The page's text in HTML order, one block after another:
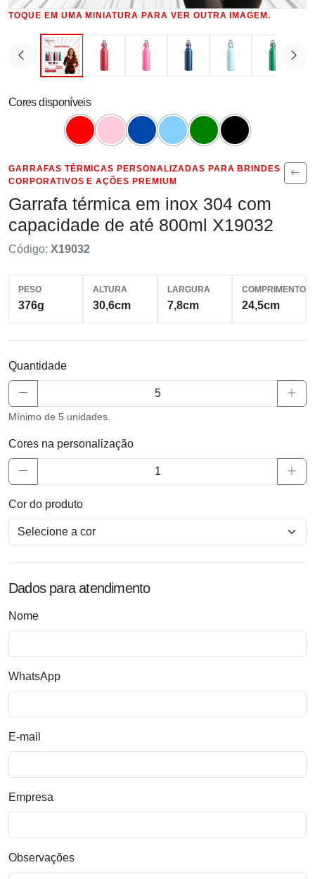
TOQUE EM UMA MINIATURA PARA VER OUTRA IMAGEM.
Cores disponíveis
GARRAFAS TÉRMICAS PERSONALIZADAS PARA BRINDES
CORPORATIVOS E AÇÕES PREMIUM
Garrafa térmica em inox 304 com
capacidade de até 800ml X19032
Código: X19032
PESO
376g
ALTURA
30,6cm
LARGURA
7,8cm
COMPRIMENTO
24,5cm
Quantidade
Mínimo de 5 unidades.
Cores na personalização
Cor do produto
Dados para atendimento
Nome
WhatsApp
E-mail
Empresa
Observações